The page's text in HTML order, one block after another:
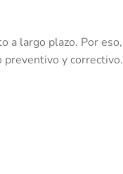
a largo plazo. Por eso,
y correctivo.